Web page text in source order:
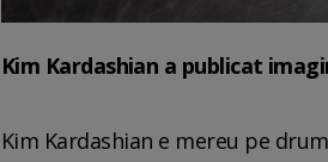
Kim Kardashian a publicat
Kim Kardashian e mereu pe